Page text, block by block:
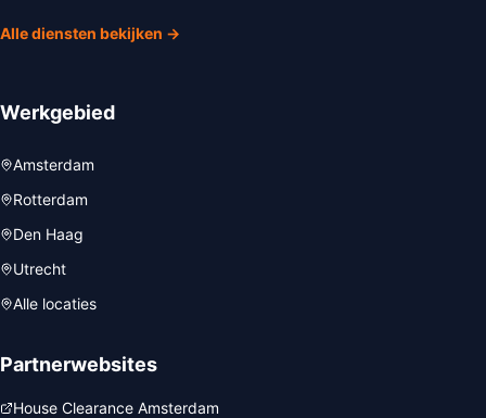
Alle diensten bekijken →
Werkgebied
Amsterdam
Rotterdam
Den Haag
Utrecht
Alle locaties
Partnerwebsites
House Clearance Amsterdam